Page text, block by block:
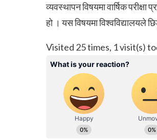
व्यवस्थापन विषयमा वार्षिक परीक्षा
हो । यस विषयमा विश्वविद्यालयले
Visited 25 times, 1 visit(s)